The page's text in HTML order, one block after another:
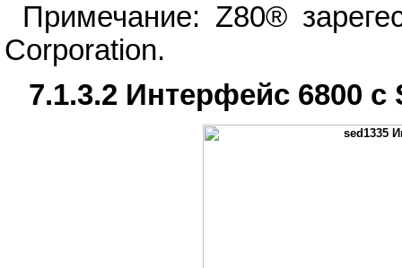
Примечание: Z80®
Corporation.
7.1.3.2 Интерфейс 6800 с